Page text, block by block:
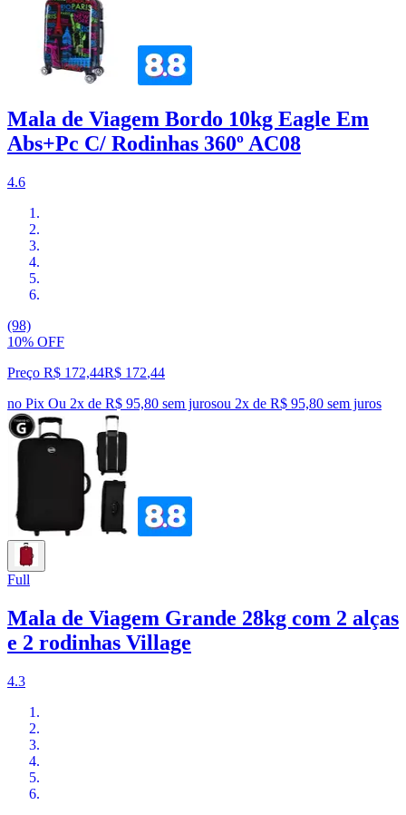
Mala de Viagem Bordo 10kg Eagle Em
Abs+Pc C/ Rodinhas 360º AC08
4.6
(98)
10% OFF
Preço R$ 172,44R$ 172,44
no Pix Ou 2x de R$ 95,80 sem jurosou 2x de R$ 95,80 sem juros
Full
Mala de Viagem Grande 28kg com 2 alças
e 2 rodinhas Village
4.3